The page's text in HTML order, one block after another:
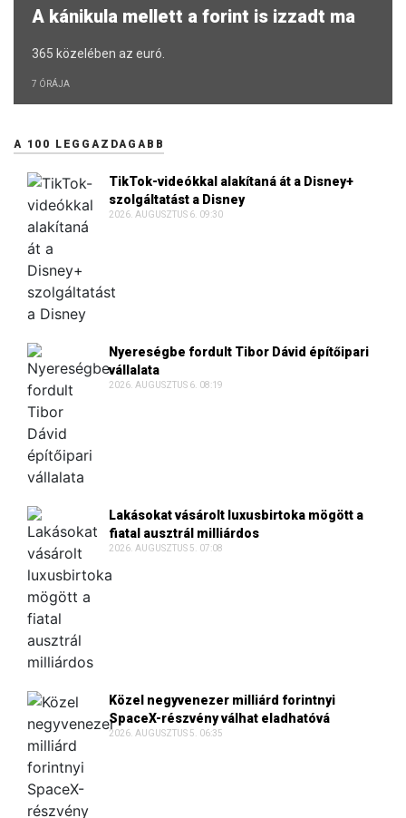
A kánikula mellett a forint is izzadt ma
365 közelében az euró.
7 ÓRÁJA
A 100 LEGGAZDAGABB
TikTok-videókkal alakítaná át a Disney+
szolgáltatást a Disney
2026. AUGUSZTUS 6. 09:30
Nyereségbe fordult Tibor Dávid építőipari
vállalata
2026. AUGUSZTUS 6. 08:19
Lakásokat vásárolt luxusbirtoka mögött a
fiatal ausztrál milliárdos
2026. AUGUSZTUS 5. 07:08
Közel negyvenezer milliárd forintnyi
SpaceX-részvény válhat eladhatóvá
2026. AUGUSZTUS 5. 06:35